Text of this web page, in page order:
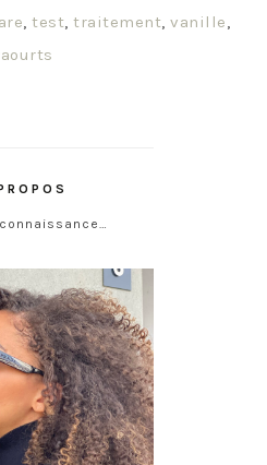
,test ,traitement ,vanille